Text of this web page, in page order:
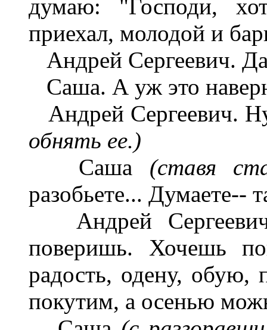
думаю: "Господи,
приехал, молодой и
Андрей Сергеевич.
Саша. А уж это
Андрей Сергеевич.
обнять ее.)
Саша (ставя
разобьете... Думаете--
Андрей
поверишь. Хочешь
радость, одену, обую,
покутим, а осенью